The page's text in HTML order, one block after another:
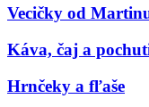
Vecičky od
Káva, čaj a
Hrnčeky a fľaše